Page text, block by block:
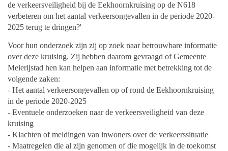
de verkeersveiligheid bij de Eekhoornkruising op de N618
verbeteren om het aantal verkeersongevallen in de periode 2020-
2025 terug te dringen?'
Voor hun onderzoek zijn zij op zoek naar betrouwbare informatie
over deze kruising. Zij hebben daarom gevraagd of Gemeente
Meierijstad hen kan helpen aan informatie met betrekking tot de
volgende zaken:
- Het aantal verkeersongevallen op of rond de Eekhoornkruising
in de periode 2020-2025
- Eventuele onderzoeken naar de verkeersveiligheid van deze
kruising
- Klachten of meldingen van inwoners over de verkeerssituatie
- Maatregelen die al zijn genomen of die mogelijk in de toekomst